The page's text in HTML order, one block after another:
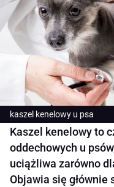
kaszel kenelowy u psa
Kaszel kenelowy to
oddechowych u
uciążliwa zarówno
Objawia się